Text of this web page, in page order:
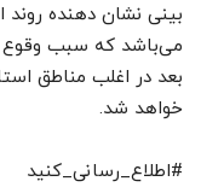
بینی نشان دهنده روند
بعد در اغلب مناطق
خواهد شد.
#اطلاع_رسانی_کنید